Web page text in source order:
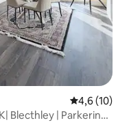
4,6 av 5 i
4,6 (10)
Blecthley | Parkering